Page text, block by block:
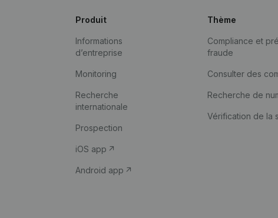
Produit
Informations
d’entreprise
Monitoring
Recherche
internationale
Prospection
iOS app
Android app
Thème
Compliance et
fraude
Consulter des
Recherche de
Vérification de la